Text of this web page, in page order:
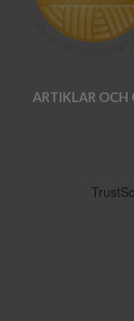
ARTIKLAR OCH